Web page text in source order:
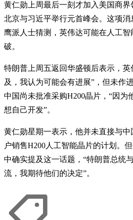
黄仁勋上周最后一刻才加入美国商
北京与习近平举行元首峰会。这项
鹰派人士猜测，英伟达可能在人工
破。
特朗普上周五返回华盛顿后表示，英
及，我认为可能会有进展”，但未作
中国尚未批准采购H200晶片，“因为
想自己开发”。
黄仁勋星期一表示，他并未直接与
户销售H200人工智能晶片的计划。
中确实提及这一话题，“特朗普总统
流，我期待他们的决定”。